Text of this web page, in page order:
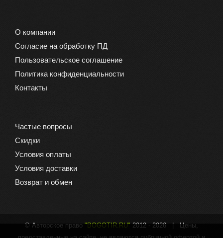
О компании
Согласие на обработку ПД
Пользовательское соглашение
Политика конфиденциальности
Контакты
Частые вопросы
Скидки
Условия оплаты
Условия доставки
Возврат и обмен
© Авторское право "BOGOTIR.RU" 2012 - 2026 | Цены,